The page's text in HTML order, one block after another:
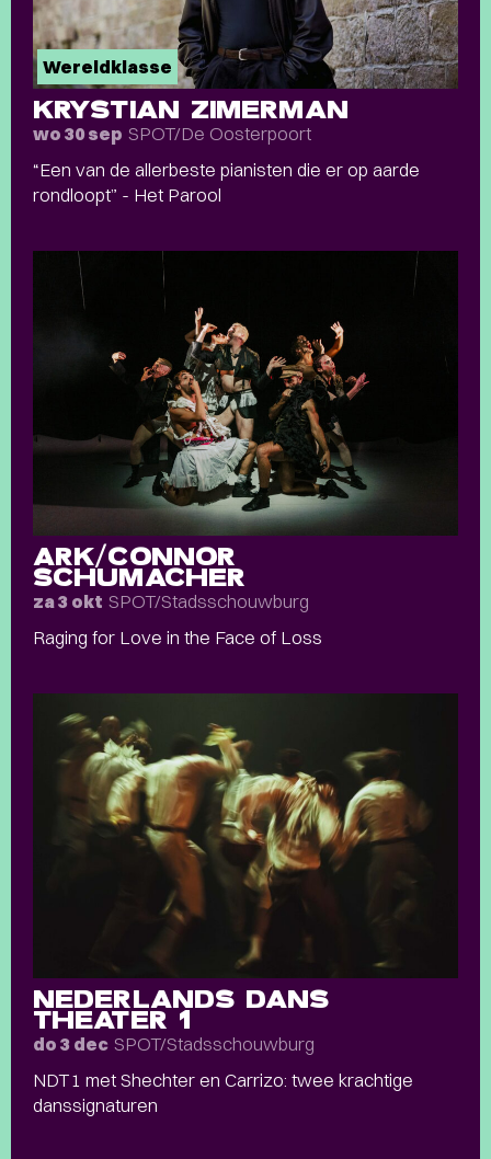
Wereldklasse
KRYSTIAN ZIMERMAN
wo 30 sep SPOT/De Oosterpoort
“Een van de allerbeste pianisten die er op aarde
rondloopt” - Het Parool
ARK/CONNOR
SCHUMACHER
za 3 okt SPOT/Stadsschouwburg
Raging for Love in the Face of Loss
NEDERLANDS DANS
THEATER 1
do 3 dec SPOT/Stadsschouwburg
NDT1 met Shechter en Carrizo: twee krachtige
danssignaturen